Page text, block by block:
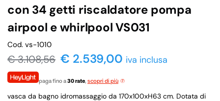
con 34 getti riscaldatore pompa
airpool e whirlpool VS031
Cod. vs-1010
€3.108,56 € 2.539,00 iva inclusa
paga fino a30 rate, scopri di più
vasca da bagno idromassaggio da 170x100xH63 cm. Dotata di